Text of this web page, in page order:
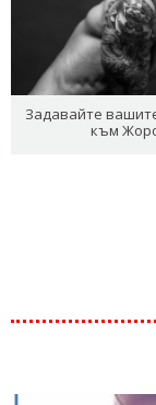
Задавайте
към